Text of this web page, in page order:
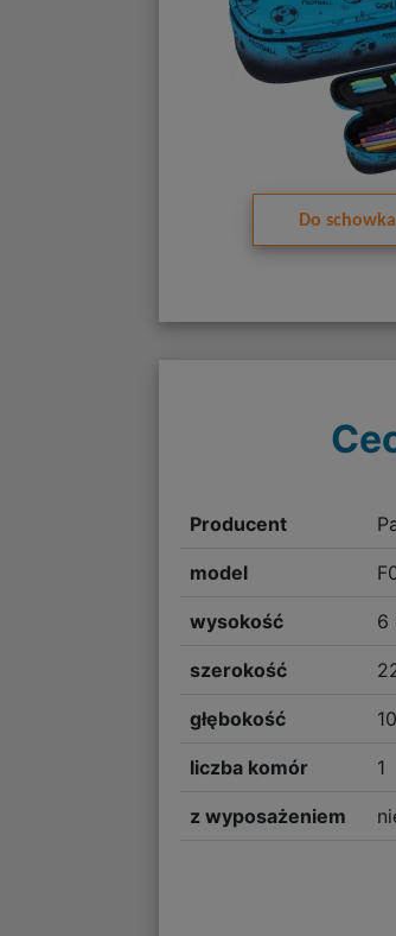
Do schowka
Producent
model
wysokość 6
szerokość
głębokość
liczba komór 1
z wyposażeniem